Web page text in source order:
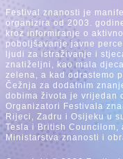
Festival znanosti je
organizira od 2003.
kroz informiranje o
poboljšavanje javne
ljudi za istraživanje i
znatiželjni, kao mala
zelena, a kad odrastemo
Čežnja za dodatnim
dobima života je vrijedan
Organizatori Festivala
Rijeci, Zadru i Osijeku u
Tesla i British Councilom,
Ministarstva znanosti i